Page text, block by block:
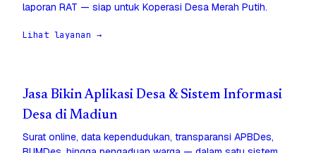
laporan RAT — siap untuk Koperasi Desa Merah Putih.
Lihat layanan →
Jasa Bikin Aplikasi Desa & Sistem Informasi
Desa di Madiun
Surat online, data kependudukan, transparansi APBDes,